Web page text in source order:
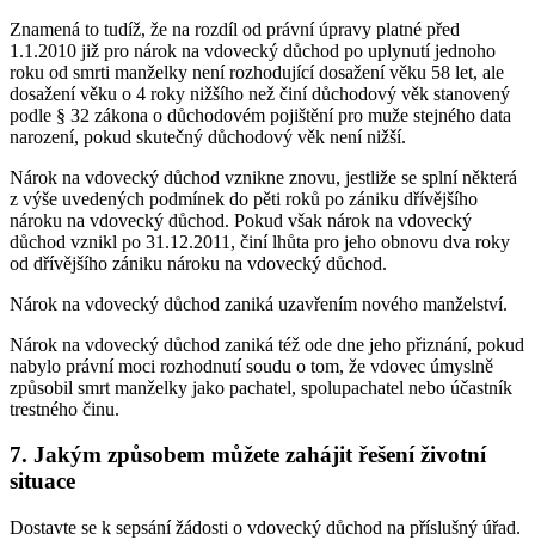
Znamená to tudíž, že na rozdíl od právní úpravy platné před
1.1.2010 již pro nárok na vdovecký důchod po uplynutí jednoho
roku od smrti manželky není rozhodující dosažení věku 58 let, ale
dosažení věku o 4 roky nižšího než činí důchodový věk stanovený
podle § 32 zákona o důchodovém pojištění pro muže stejného data
narození, pokud skutečný důchodový věk není nižší.
Nárok na vdovecký důchod vznikne znovu, jestliže se splní některá
z výše uvedených podmínek do pěti roků po zániku dřívějšího
nároku na vdovecký důchod. Pokud však nárok na vdovecký
důchod vznikl po 31.12.2011, činí lhůta pro jeho obnovu dva roky
od dřívějšího zániku nároku na vdovecký důchod.
Nárok na vdovecký důchod zaniká uzavřením nového manželství.
Nárok na vdovecký důchod zaniká též ode dne jeho přiznání, pokud
nabylo právní moci rozhodnutí soudu o tom, že vdovec úmyslně
způsobil smrt manželky jako pachatel, spolupachatel nebo účastník
trestného činu.
7. Jakým způsobem můžete zahájit řešení životní
situace
Dostavte se k sepsání žádosti o vdovecký důchod na příslušný úřad.